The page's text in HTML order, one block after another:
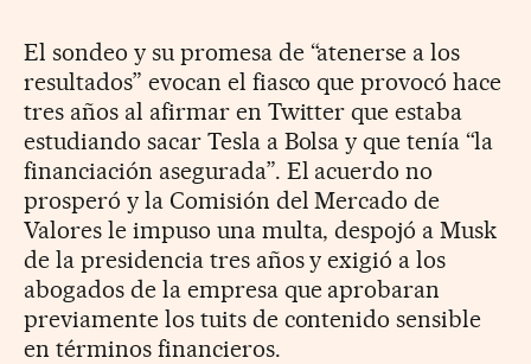
El sondeo y su promesa de “atenerse a los
resultados” evocan el fiasco que provocó hace
tres años al afirmar en Twitter que estaba
estudiando sacar Tesla a Bolsa y que tenía “la
financiación asegurada”. El acuerdo no
prosperó y la Comisión del Mercado de
Valores le impuso una multa, despojó a Musk
de la presidencia tres años y exigió a los
abogados de la empresa que aprobaran
previamente los tuits de contenido sensible
en términos financieros.